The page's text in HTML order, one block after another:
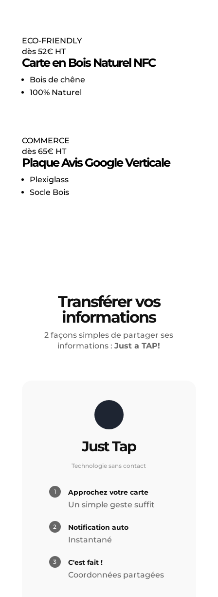
ECO-FRIENDLY
dès 52€ HT
Carte en Bois Naturel NFC
Bois de chêne
100% Naturel
COMMERCE
dès 65€ HT
Plaque Avis Google Verticale
Plexiglass
Socle Bois
Transférer vos
informations
2 façons simples de partager ses
informations :Just a TAP!
Just Tap
Technologie sans contact
1 Approchez votre carte
Un simple geste suffit
2 Notification auto
Instantané
3 C'est fait !
Coordonnées partagées